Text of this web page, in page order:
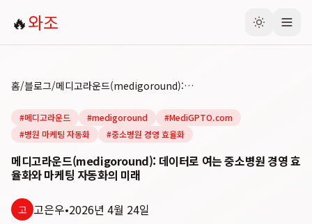
🔥와조
홈/블로그/ 메디고라운드(medigoround): 데이터로 여는 중소병원 경영 효율화와 마케팅 자동화의 미래
#메디고라운드 #medigoround #MediGPTO.com
#병원 마케팅 자동화 #중소병원 경영 효율화
메디고라운드(medigoround): 데이터로 여는 중소병원 경영 효
율화와 마케팅 자동화의 미래
고 고은우•2026년 4월 24일